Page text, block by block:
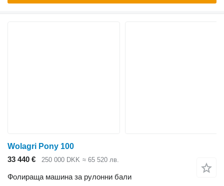
Wolagri Pony 100
33 440 €
250 000 DKK ≈ 65 520 лв.
Фолираща машина за рулонни бали